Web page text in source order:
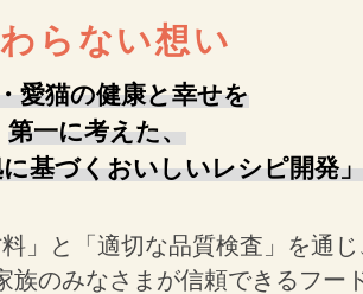
らない想い
愛猫の健康と幸せを
第一に考えた、
基づくおいしいレシピ開発
料」と「適切な品質検査」を通
のみなさまが信頼できるフー